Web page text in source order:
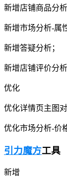
新增店铺商品分析
新增市场分析-属
新增答疑分析；
新增店铺评价分析
优化
优化详情页主图
优化市场分析-价
引力魔方工具
新增